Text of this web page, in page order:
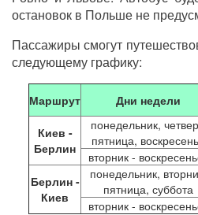
остановок в Польше не
Пассажиры смогут
следующему графику:
Маршрут Дни недели
Киев -
Берлин
понедельник,
пятница,
вторник -
Берлин -
Киев
понедельник,
пятница, суббота
вторник -